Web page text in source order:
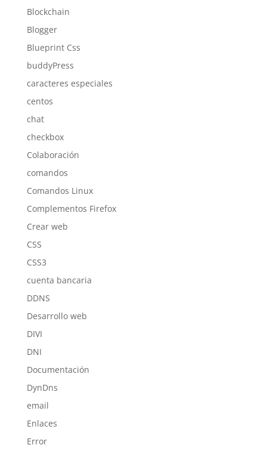
Blockchain
Blogger
Blueprint Css
buddyPress
caracteres especiales
centos
chat
checkbox
Colaboración
comandos
Comandos Linux
Complementos Firefox
Crear web
CSS
CSS3
cuenta bancaria
DDNS
Desarrollo web
DIVI
DNI
Documentación
DynDns
email
Enlaces
Error